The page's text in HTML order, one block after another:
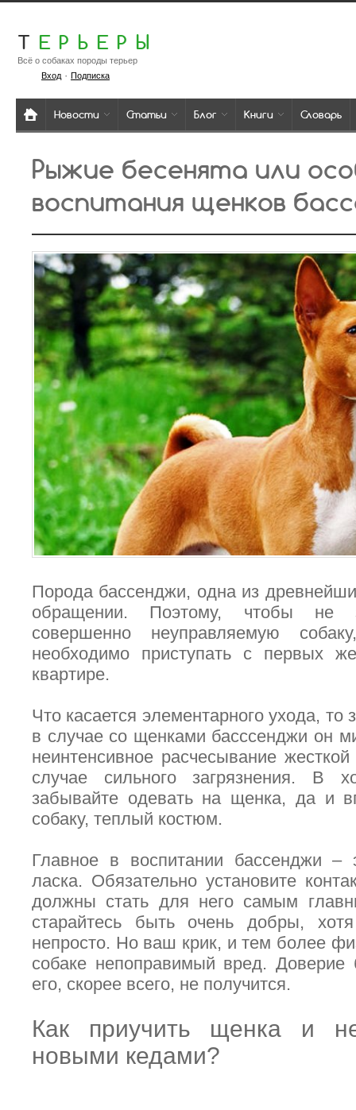
Т ЕРЬЕРЫ
Всё о собаках породы терьер
Вход· Подписка
Новости Статьи Блог Книги Словарь
Рыжие бесенята или
воспитания щенков
Порода бассенджи, одна из
обращении. Поэтому, чтобы не
совершенно неуправляемую
необходимо приступать с первых
квартире.
Что касается элементарного ухода, то
в случае со щенками басссенджи он
неинтенсивное расчесывание
случае сильного загрязнения. В
забывайте одевать на щенка, да и
собаку, теплый костюм.
Главное в воспитании бассенджи –
ласка. Обязательно установите
должны стать для него самым
старайтесь быть очень добры,
непросто. Но ваш крик, и тем более
собаке непоправимый вред. Доверие
его, скорее всего, не получится.
Как приучить щенка и
новыми кедами?